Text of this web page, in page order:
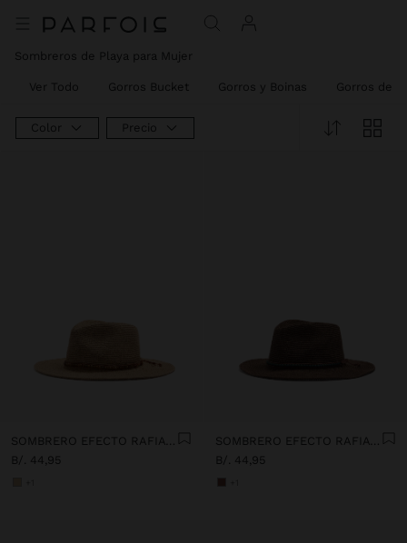
Sombreros de Playa para Mujer
Ver Todo Gorros Bucket Gorros y Boinas Gorros de
Color Precio
SOMBRERO EFECTO RAFIA CON CINTURÓN DE CUENTAS
B/. 44,95
SOMBRERO EFECTO RAFIA CON CINTURÓN DE CUENTAS
B/. 44,95